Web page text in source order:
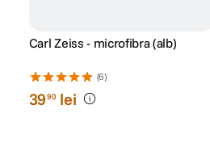
Carl Zeiss - microfibra (alb)
(6)
3990 lei